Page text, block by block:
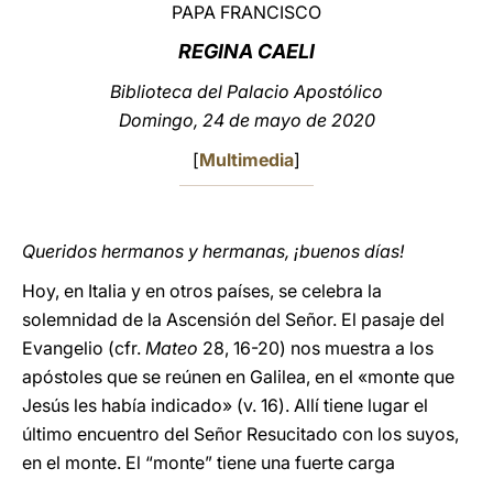
PAPA FRANCISCO
REGINA CAELI
Biblioteca del Palacio Apostólico
Domingo, 24 de mayo de 2020
[Multimedia]
Queridos hermanos y hermanas, ¡buenos días!
Hoy, en Italia y en otros países, se celebra la
solemnidad de la Ascensión del Señor. El pasaje del
Evangelio (cfr. Mateo 28, 16-20) nos muestra a los
apóstoles que se reúnen en Galilea, en el «monte que
Jesús les había indicado» (v. 16). Allí tiene lugar el
último encuentro del Señor Resucitado con los suyos,
en el monte. El “monte” tiene una fuerte carga